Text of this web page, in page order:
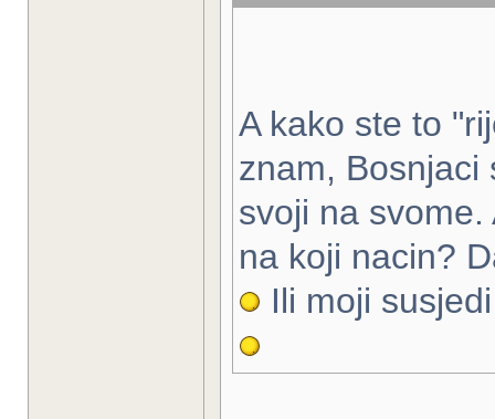
A kako ste to
znam, Bosnjaci
svoji na
na koji nacin?
Ili moji